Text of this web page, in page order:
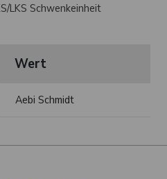
LKS Schwenkeinheit
Wert
Aebi Schmidt